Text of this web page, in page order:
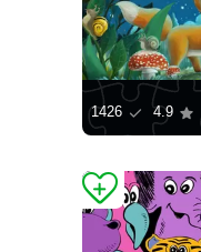
4.9
1426